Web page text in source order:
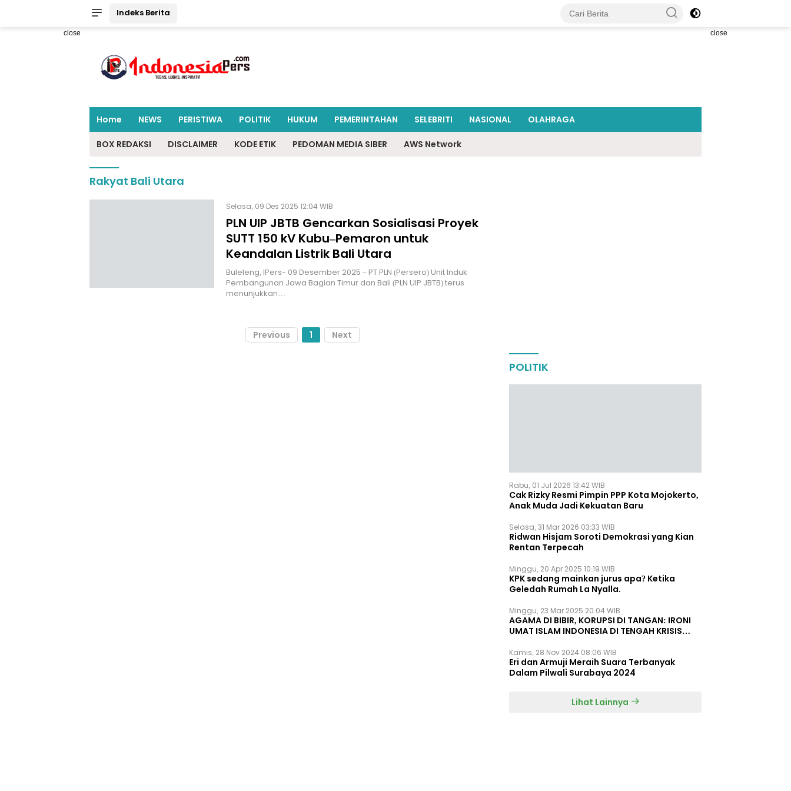
Indeks Berita
close close
Home NEWS PERISTIWA POLITIK HUKUM PEMERINTAHAN SELEBRITI NASIONAL OLAHRAGA
BOX REDAKSI DISCLAIMER KODE ETIK PEDOMAN MEDIA SIBER AWS Network
Rakyat Bali Utara
Selasa, 09 Des 2025 12:04 WIB
PLN UIP JBTB Gencarkan Sosialisasi Proyek
SUTT 150 kV Kubu–Pemaron untuk
Keandalan Listrik Bali Utara
Buleleng, IPers- 09 Desember 2025 – PT PLN (Persero) Unit Induk
Pembangunan Jawa Bagian Timur dan Bali (PLN UIP JBTB) terus
menunjukkan…
Previous 1 Next
POLITIK
Rabu, 01 Jul 2026 13:42 WIB
Cak Rizky Resmi Pimpin PPP Kota Mojokerto,
Anak Muda Jadi Kekuatan Baru
Selasa, 31 Mar 2026 03:33 WIB
Ridwan Hisjam Soroti Demokrasi yang Kian
Rentan Terpecah
Minggu, 20 Apr 2025 10:19 WIB
KPK sedang mainkan jurus apa? Ketika
Geledah Rumah La Nyalla.
Minggu, 23 Mar 2025 20:04 WIB
AGAMA DI BIBIR, KORUPSI DI TANGAN: IRONI
UMAT ISLAM INDONESIA DI TENGAH KRISIS
Kamis, 28 Nov 2024 08:06 WIB
Eri dan Armuji Meraih Suara Terbanyak
Dalam Pilwali Surabaya 2024
Lihat Lainnya